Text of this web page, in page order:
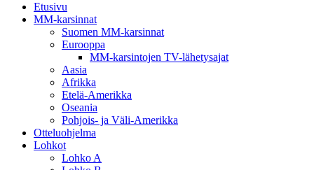
Etusivu
MM-karsinnat
Suomen MM-karsinnat
Eurooppa
MM-karsintojen TV-lähetysajat
Aasia
Afrikka
Etelä-Amerikka
Oseania
Pohjois- ja Väli-Amerikka
Otteluohjelma
Lohkot
Lohko A